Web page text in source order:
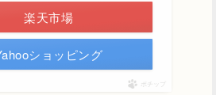
楽天市場
ショッピング
ポチップ